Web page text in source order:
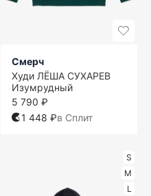
Смерч
Худи ЛЁША СУХАРЕВ
Изумрудный
5 790 ₽
1 448 ₽в Сплит
S
M
L